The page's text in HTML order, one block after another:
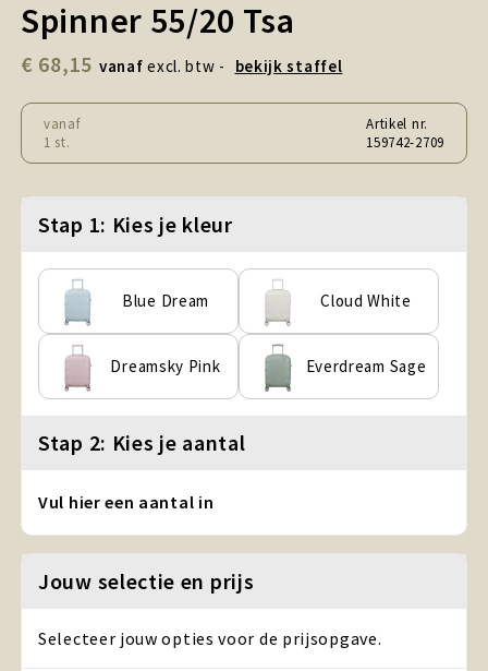
Snoepgoed en Koek
Sport, Spel en Speelgoed
Strand en Zomer
Tassen
Textiel, Kleding en Caps
Wijngeschenken
Spinner 55/20 Tsa
€ 68,15 vanaf excl. btw - bekijk staffel
vanaf
1 st.
Artikel nr.
159742-2709
Stap 1: Kies je kleur
Blue Dream Cloud White
Dreamsky Pink Everdream Sage
Stap 2: Kies je aantal
Vul hier een aantal in
Jouw selectie en prijs
Selecteer jouw opties voor de prijsopgave.